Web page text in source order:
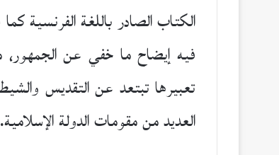
الكتاب الصادر باللغة الفرنسية
فيه إيضاح ما خفي عن
تعبيرها تبتعد عن التقديس
العديد من مقومات الدولة الإسلامية.